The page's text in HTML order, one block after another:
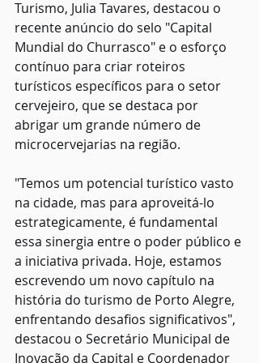
Turismo, Julia Tavares, destacou o
recente anúncio do selo "Capital
Mundial do Churrasco" e o esforço
contínuo para criar roteiros
turísticos específicos para o setor
cervejeiro, que se destaca por
abrigar um grande número de
microcervejarias na região.
"Temos um potencial turístico vasto
na cidade, mas para aproveitá-lo
estrategicamente, é fundamental
essa sinergia entre o poder público e
a iniciativa privada. Hoje, estamos
escrevendo um novo capítulo na
história do turismo de Porto Alegre,
enfrentando desafios significativos",
destacou o Secretário Municipal de
Inovação da Capital e Coordenador